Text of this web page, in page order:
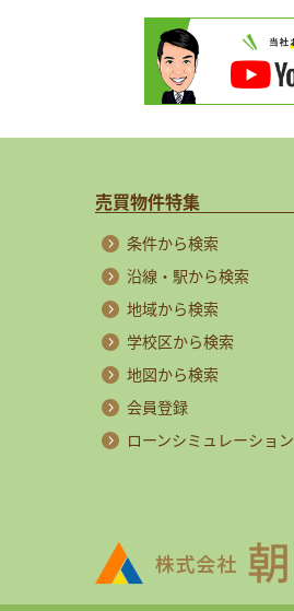
売買物件特集
条件から検索
沿線・駅から検索
地域から検索
学校区から検索
地図から検索
会員登録
ローンシミュレーション